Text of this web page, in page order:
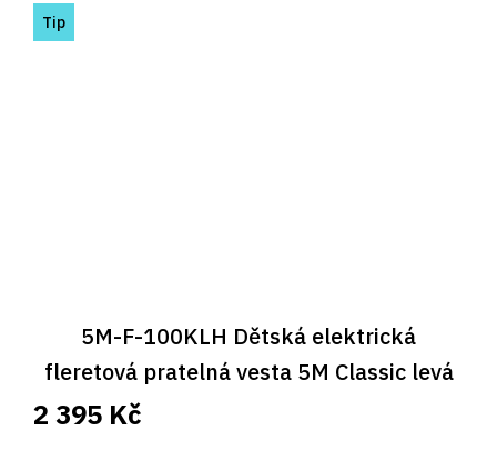
Tip
5M-F-100KLH Dětská elektrická
fleretová pratelná vesta 5M Classic levá
2 395 Kč